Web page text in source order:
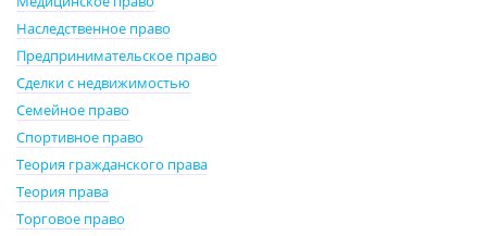
Наследственное право
Предпринимательское право
Сделки с недвижимостью
Семейное право
Спортивное право
Теория гражданского права
Теория права
Торговое право